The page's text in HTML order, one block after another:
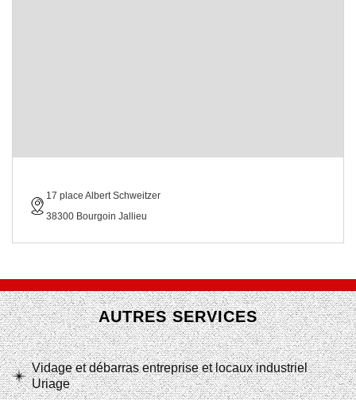
17 place Albert Schweitzer
38300 Bourgoin Jallieu
AUTRES SERVICES
Vidage et débarras entreprise et locaux industriel
Uriage